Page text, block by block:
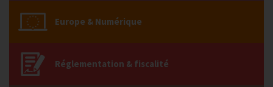
Europe & Numérique
Réglementation & fiscalité